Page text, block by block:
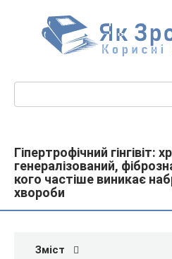
Гіпертрофічний гінгівіт:
генералізований,
кого частіше виникає
хвороби
Зміст